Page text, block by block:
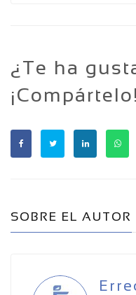
¿Te ha
¡Compártelo!
SOBRE EL AUTOR